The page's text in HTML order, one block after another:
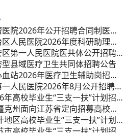
院2026年公开招聘合同制医务
人民医院2026年度科研助理岗
公告
第一人民医院医共体公开招聘编
告
县域医疗卫生共同体招聘公告
站2026年医疗卫生辅助岗招募
人民医院2026年8月公开招聘聘
人员公告
高校毕业生“三支一扶”计划招募
克州面向江苏省定向招募高校毕
扶”计划人员的公告
区高校毕业生“三支一扶”计划招